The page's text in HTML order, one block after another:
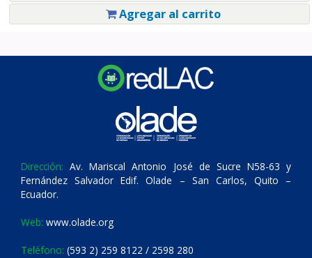
Agregar al carrito
Dirección: Av. Mariscal Antonio José de Sucre N58-63 y
Fernández Salvador Edif. Olade – San Carlos, Quito –
Ecuador.
Web: www.olade.org
Teléfono: (593 2) 259 8122 / 2598 280